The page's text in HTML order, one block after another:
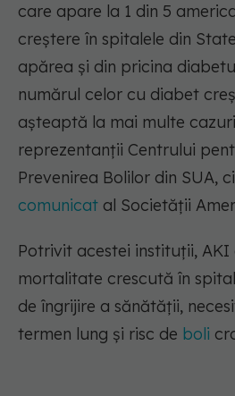
care apare la 1 din 5
creștere în spitalele din
apărea și din pricina
numărul celor cu diabet
așteaptă la mai multe
reprezentanții Centrului
Prevenirea Bolilor din SUA,
comunicat al Societății
Potrivit acestei instituții,
mortalitate crescută în
de îngrijire a sănătății,
termen lung și risc de boli